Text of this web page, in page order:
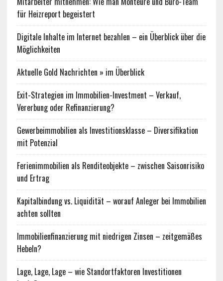
für Heizreport begeistert
Digitale Inhalte im Internet bezahlen – ein Überblick über die
Möglichkeiten
Aktuelle Gold Nachrichten » im Überblick
Exit-Strategien im Immobilien-Investment – Verkauf,
Vererbung oder Refinanzierung?
Gewerbeimmobilien als Investitionsklasse – Diversifikation
mit Potenzial
Ferienimmobilien als Renditeobjekte – zwischen Saisonrisiko
und Ertrag
Kapitalbindung vs. Liquidität – worauf Anleger bei Immobilien
achten sollten
Immobilienfinanzierung mit niedrigen Zinsen – zeitgemäßes
Hebeln?
Lage, Lage, Lage – wie Standortfaktoren Investitionen